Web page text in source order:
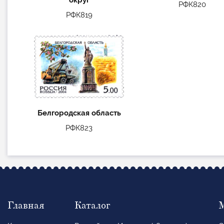
РФК819
РФК820
Белгородская область
РФК823
Главная Каталог